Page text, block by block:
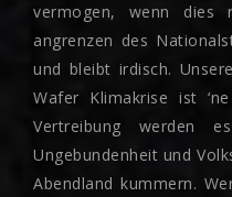
vermogen, wenn dies
angrenzen des
und bleibt irdisch.
Wafer Klimakrise ist
Vertreibung werden
Ungebundenheit und
Abendland kummern.